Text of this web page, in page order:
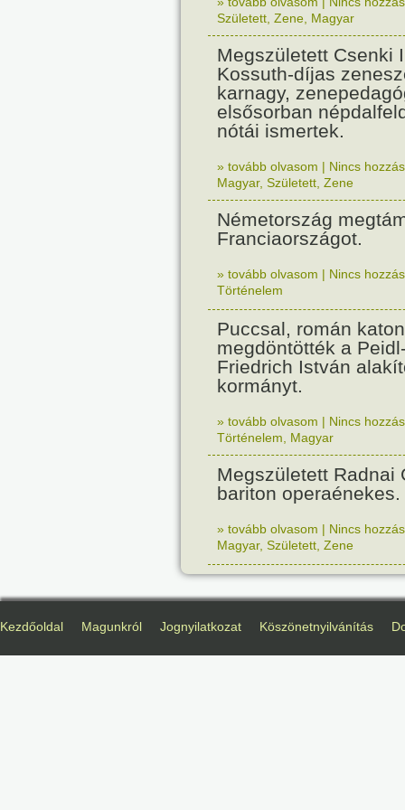
Született Zene Magyar
Megszületett Csenki
Kossuth-díjas
karnagy,
elsősorban
nótái ismertek.
» tovább olvasom | Nincs
Magyar, Született Zene
Németország
Franciaországot.
» tovább olvasom | Nincs
Történelem
Puccsal, román
megdöntötték a
Friedrich István
kormányt.
» tovább olvasom | Nincs
Történelem
Magyar
Megszületett Radnai
bariton operaénekes.
» tovább olvasom | Nincs
Magyar, Született Zene
Kezdőoldal Magunkról Jognyilatkozat Köszönetnyilvánítás